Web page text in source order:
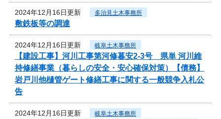
2024年12月16日更新 多治見土木事務所
敷鉄板等の調達
2024年12月16日更新 岐阜土木事務所
【建設工事】河川工事第河修暮安2-3号 県単 河川維
持修繕事業（暮らしの安全・安心確保対策）【債務】
岩戸川他樋管ゲート修繕工事に関する一般競争入札公
告
2024年12月16日更新 岐阜土木事務所